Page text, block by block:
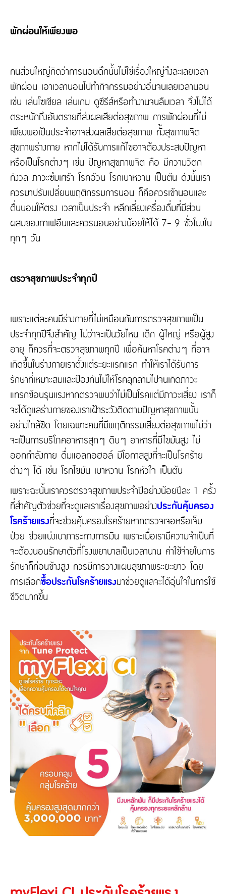
พักผ่อนให้เพียงพอ
คนส่วนใหญ่คิดว่าการนอนดึกนั้นไม่ใช่เรื่องใหญ่จึงละเลยเวลา
พักผ่อน เอาเวลานอนไปทำกิจกรรมอย่างอื่นจนเลยเวลานอน
เช่น เล่นโซเชียล เล่นเกม ดูซีรีส์หรือทำงานจนลืมเวลา จึงไม่ได้
ตระหนักถึงอันตรายที่ส่งผลเสียต่อสุขภาพ การพักผ่อนที่ไม่
เพียงพอเป็นประจำอาจส่งผลเสียต่อสุขภาพ ทั้งสุขภาพจิต
สุขภาพร่างกาย หากไม่ได้รับการแก้ไขอาจต้องประสบปัญหา
หรือเป็นโรคต่างๆ เช่น ปัญหาสุขภาพจิต คือ มีความวิตก
กังวล ภาวะซึมเศร้า โรคอ้วน โรคเบาหวาน เป็นต้น ดังนั้นเรา
ควรมาปรับเปลี่ยนพฤติกรรมการนอน ก็คือควรเข้านอนและ
ตื่นนอนให้ตรง เวลาเป็นประจำ หลีกเลี่ยงเครื่องดื่มที่มีส่วน
ผสมของกาเฟอีนและควรนอนอย่างน้อยให้ได้ 7- 9 ชั่วโมงใน
ทุกๆ วัน
ตรวจสุขภาพประจำทุกปี
เพราะแต่ละคนมีร่างกายที่ไม่เหมือนกันการตรวจสุขภาพเป็น
ประจำทุกปีจึงสำคัญ ไม่ว่าจะเป็นวัยไหน เด็ก ผู้ใหญ่ หรือผู้สูง
อายุ ก็ควรที่จะตรวจสุขภาพทุกปี เพื่อค้นหาโรคต่างๆ ที่อาจ
เกิดขึ้นในร่างกายเราตั้งแต่ระยะแรกแรก ทำให้เราได้รับการ
รักษาที่เหมาะสมและป้องกันไม่ให้โรคลุกลามไปจนเกิดภาวะ
แทรกซ้อนรุนแรงหากตรวจพบว่าไม่เป็นโรคแต่มีภาวะเสี่ยง เราก็
จะได้ดูแลร่างกายของเราเฝ้าระวังติดตามปัญหาสุขภาพนั้น
อย่างใกล้ชิด โดยเฉพาะคนที่มีพฤติกรรมเสี่ยงต่อสุขภาพไม่ว่า
จะเป็นการบริโภคอาหารสุกๆ ดิบๆ อาหารที่มีไขมันสูง ไม่
ออกกำลังกาย ดื่มแอลกอฮอล์ มีโอกาสสูงที่จะเป็นโรคร้าย
ต่างๆ ได้ เช่น โรคไขมัน เบาหวาน โรคหัวใจ เป็นต้น
เพราะฉะนั้นเราควรตรวจสุขภาพประจำปีอย่างน้อยปีละ 1 ครั้ง
ที่สำคัญตัวช่วยที่จะดูแลเราเรื่องสุขภาพอย่างประกันคุ้มครอง
โรคร้ายแรงที่จะช่วยคุ้มครองโรคร้ายหากตรวจเจอหรือเจ็บ
ป่วย ช่วยแบ่งเบาภาระทางการเงิน เพราะเมื่อเรามีความจำเป็นที่
จะต้องนอนรักษาตัวที่โรงพยาบาลเป็นเวลานาน ค่าใช้จ่ายในการ
รักษาก็ค่อนข้างสูง ควรมีการวางแผนสุขภาพระยะยาว โดย
การเลือกซื้อประกันโรคร้ายแรงมาช่วยดูแลจะได้อุ่นใจในการใช้
ชีวิตมากขึ้น